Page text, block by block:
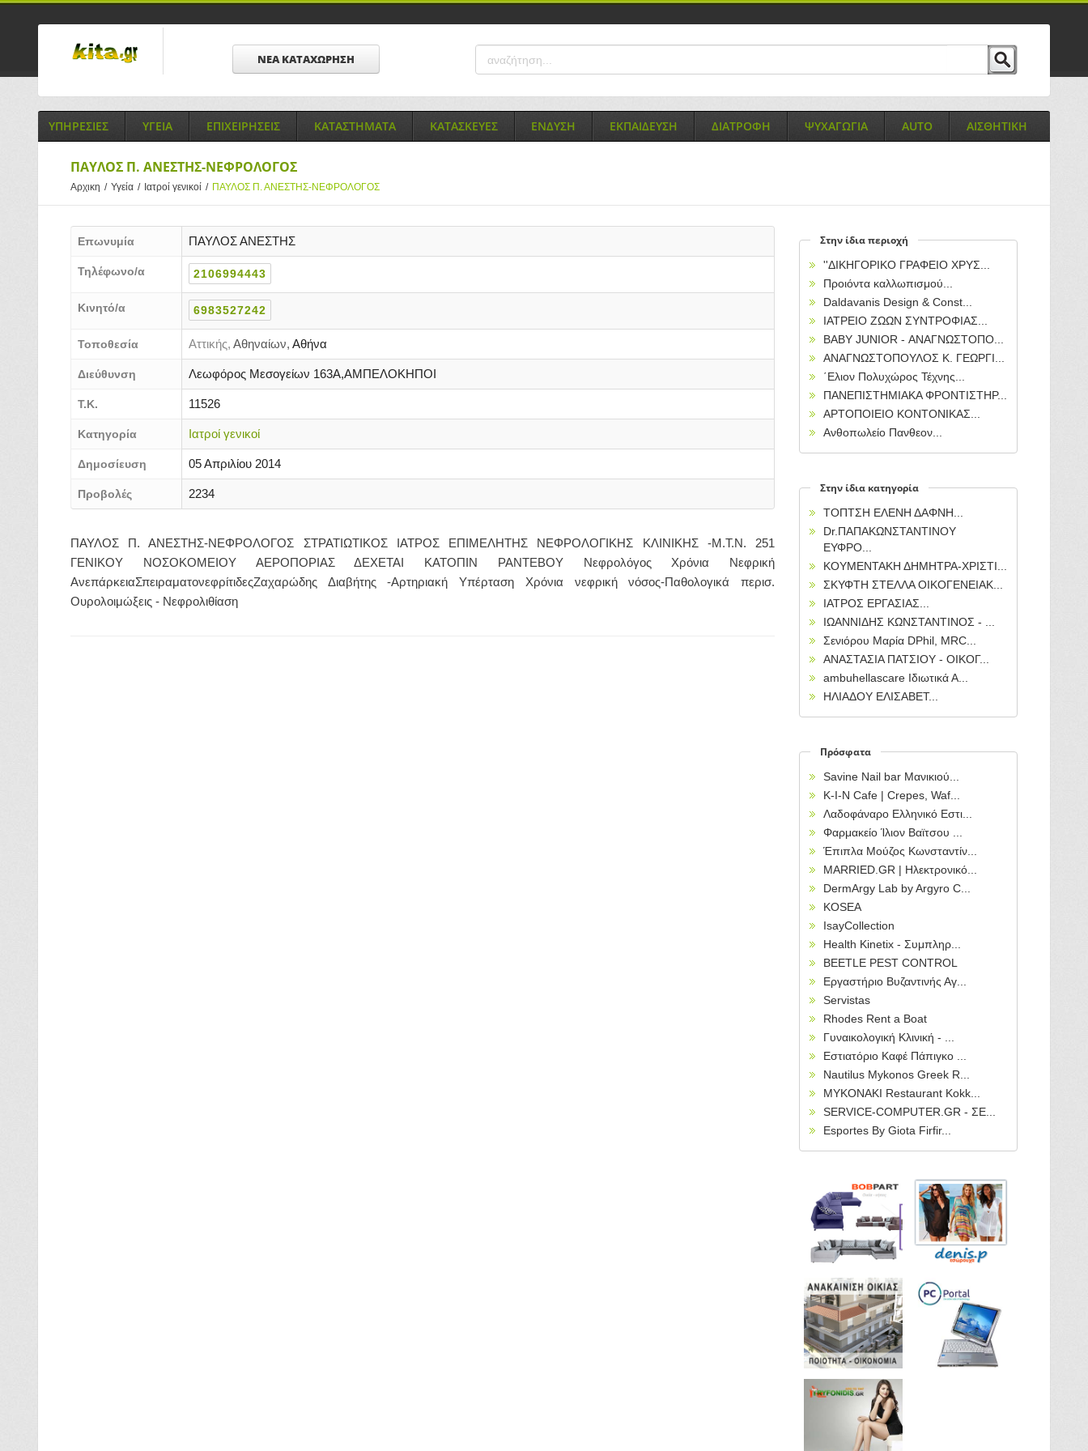
ΝΕΑ ΚΑΤΑΧΩΡΗΣΗ
ΥΠΗΡΕΣΙΕΣ ΥΓΕΙΑ ΕΠΙΧΕΙΡΗΣΕΙΣ ΚΑΤΑΣΤΗΜΑΤΑ ΚΑΤΑΣΚΕΥΕΣ ΕΝΔΥΣΗ ΕΚΠΑΙΔΕΥΣΗ ΔΙΑΤΡΟΦΗ ΨΥΧΑΓΩΓΙΑ AUTO ΑΙΣΘΗΤΙΚΗ
ΠΑΥΛΟΣ Π. ΑΝΕΣΤΗΣ-ΝΕΦΡΟΛΟΓΟΣ
Αρχικη / Υγεία / Ιατροί γενικοί / ΠΑΥΛΟΣ Π. ΑΝΕΣΤΗΣ-ΝΕΦΡΟΛΟΓΟΣ
Επωνυμία ΠΑΥΛΟΣ ΑΝΕΣΤΗΣ
Τηλέφωνο/α 2106994443
Κινητό/α 6983527242
Τοποθεσία Αττικής, Αθηναίων, Αθήνα
Διεύθυνση Λεωφόρος Μεσογείων 163Α,ΑΜΠΕΛΟΚΗΠΟΙ
Τ.Κ. 11526
Κατηγορία Ιατροί γενικοί
Δημοσίευση 05 Απριλίου 2014
Προβολές 2234
ΠΑΥΛΟΣ Π. ΑΝΕΣΤΗΣ-ΝΕΦΡΟΛΟΓΟΣ ΣΤΡΑΤΙΩΤΙΚΟΣ ΙΑΤΡΟΣ ΕΠΙΜΕΛΗΤΗΣ ΝΕΦΡΟΛΟΓΙΚΗΣ ΚΛΙΝΙΚΗΣ -Μ.Τ.Ν. 251
ΓΕΝΙΚΟΥ ΝΟΣΟΚΟΜΕΙΟΥ ΑΕΡΟΠΟΡΙΑΣ ΔΕΧΕΤΑΙ ΚΑΤΟΠΙΝ ΡΑΝΤΕΒΟΥ Νεφρολόγος Χρόνια Νεφρική
ΑνεπάρκειαΣπειραματονεφρίτιδεςΖαχαρώδης Διαβήτης -Αρτηριακή Υπέρταση Χρόνια νεφρική νόσος-Παθολογικά περισ.
Ουρολοιμώξεις - Νεφρολιθίαση
Στην ίδια περιοχή
''ΔΙΚΗΓΟΡΙΚΟ ΓΡΑΦΕΙΟ ΧΡΥΣ...
Προιόντα καλλωπισμού...
Daldavanis Design & Const...
ΙΑΤΡΕΙΟ ΖΩΩΝ ΣΥΝΤΡΟΦΙΑΣ...
BABY JUNIOR - ΑΝΑΓΝΩΣΤΟΠΟ...
ΑΝΑΓΝΩΣΤΟΠΟΥΛΟΣ Κ. ΓΕΩΡΓΙ...
΄Ελιον Πολυχώρος Τέχνης...
ΠΑΝΕΠΙΣΤΗΜΙΑΚΑ ΦΡΟΝΤΙΣΤΗΡ...
ΑΡΤΟΠΟΙΕΙΟ ΚΟΝΤΟΝΙΚΑΣ...
Ανθοπωλείο Πανθεον...
Στην ίδια κατηγορία
ΤΟΠΤΣΗ ΕΛΕΝΗ ΔΑΦΝΗ...
Dr.ΠΑΠΑΚΩΝΣΤΑΝΤΙΝΟΥ
ΕΥΦΡΟ...
ΚΟΥΜΕΝΤΑΚΗ ΔΗΜΗΤΡΑ-ΧΡΙΣΤΙ...
ΣΚΥΦΤΗ ΣΤΕΛΛΑ ΟΙΚΟΓΕΝΕΙΑΚ...
ΙΑΤΡΟΣ ΕΡΓΑΣΙΑΣ...
ΙΩΑΝΝΙΔΗΣ ΚΩΝΣΤΑΝΤΙΝΟΣ - ...
Σενιόρου Μαρία DPhil, MRC...
ΑΝΑΣΤΑΣΙΑ ΠΑΤΣΙΟΥ - ΟΙΚΟΓ...
ambuhellascare Ιδιωτικά Α...
ΗΛΙΑΔΟΥ ΕΛΙΣΑΒΕΤ...
Πρόσφατα
Savine Nail bar Μανικιού...
Κ-Ι-Ν Cafe | Crepes, Waf...
Λαδοφάναρο Ελληνικό Εστι...
Φαρμακείο Ίλιον Βαϊτσου ...
Έπιπλα Μούζος Κωνσταντίν...
MARRIED.GR | Ηλεκτρονικό...
DermArgy Lab by Argyro C...
KOSEA
IsayCollection
Health Kinetix - Συμπληρ...
BEETLE PEST CONTROL
Εργαστήριο Βυζαντινής Αγ...
Servistas
Rhodes Rent a Boat
Γυναικολογική Κλινική - ...
Εστιατόριο Καφέ Πάπιγκο ...
Nautilus Mykonos Greek R...
MYKONAKI Restaurant Kokk...
SERVICE-COMPUTER.GR - ΣΕ...
Esportes By Giota Firfir...